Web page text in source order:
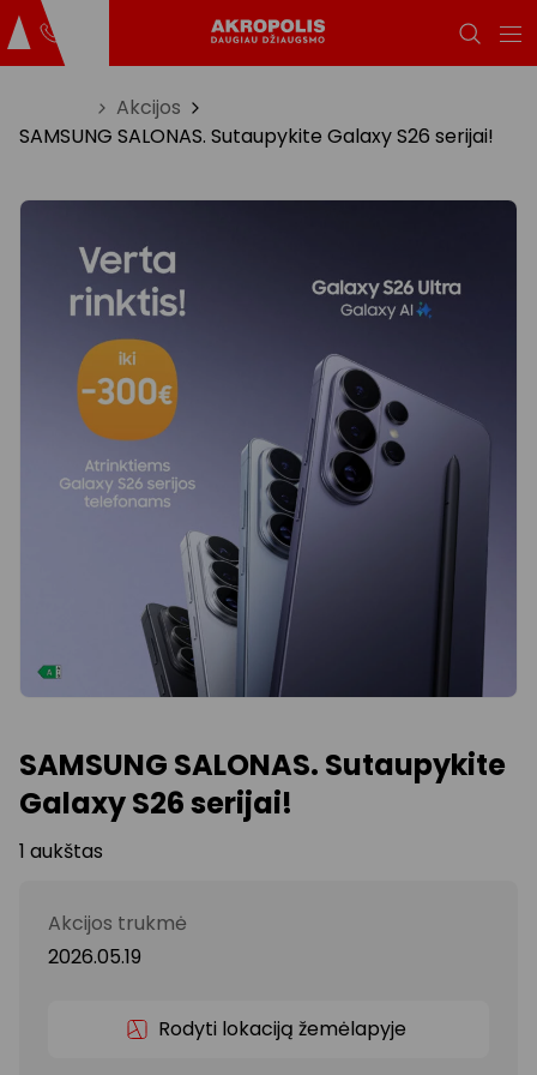
Akcijos
SAMSUNG SALONAS. Sutaupykite Galaxy S26 serijai!
SAMSUNG SALONAS. Sutaupykite
Galaxy S26 serijai!
1 aukštas
Akcijos trukmė
2026.05.19
Rodyti lokaciją žemėlapyje